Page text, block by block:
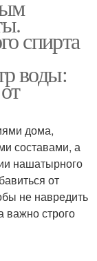
спирта
воды:
дома,
составами, а
нашатырного
от
не навредить
важно строго